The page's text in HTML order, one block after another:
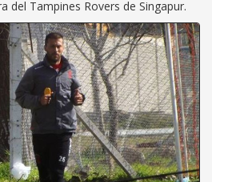
del Tampines Rovers de Singapur.